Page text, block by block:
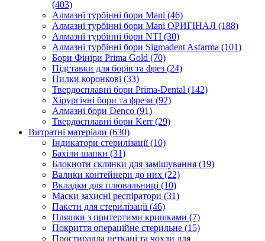
(403)
Алмазні турбінні бори Mani (46)
Алмазні турбінні бори Mani ОРИГІНАЛ (188)
Алмазні турбінні бори NTI (30)
Алмазні турбінні бори Sigmadent Asfarma (101)
Бори Фініри Prima Gold (70)
Підставки для борів та фрез (24)
Пилки коронкові (33)
Твердосплавні бори Prima-Dental (142)
Хірургічні бори та фрези (92)
Алмазні бори Denco (91)
Твердосплавні бори Kerr (29)
Витратні матеріали (630)
Індикатори стерилізації (10)
Бахіли шапки (31)
Блокноти склянки для замішування (19)
Валики контейнери до них (22)
Вкладки для плювальниці (10)
Маски захисні респіратори (31)
Пакети для стерилізації (46)
Пляшки з притертими кришками (7)
Покриття операційне стерильне (15)
Простирадла неткані та чохли для